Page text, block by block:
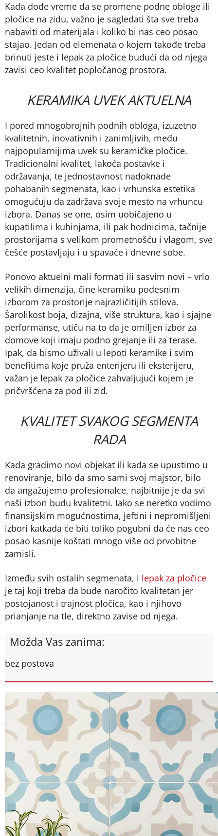
Kada dođe vreme da se promene podne obloge ili
pločice na zidu, važno je sagledati šta sve treba
nabaviti od materijala i koliko bi nas ceo posao
stajao. Jedan od elemenata o kojem takođe treba
brinuti jeste i lepak za pločice budući da od njega
zavisi ceo kvalitet popločanog prostora.
KERAMIKA UVEK AKTUELNA
I pored mnogobrojnih podnih obloga, izuzetno
kvalitetnih, inovativnih i zanimljivih, među
najpopularnijima uvek su keramičke pločice.
Tradicionalni kvalitet, lakoća postavke i
održavanja, te jednostavnost nadoknade
pohabanih segmenata, kao i vrhunska estetika
omogućuju da zadržava svoje mesto na vrhuncu
izbora. Danas se one, osim uobičajeno u
kupatilima i kuhinjama, ili pak hodnicima, tačnije
prostorijama s velikom prometnošću i vlagom, sve
češće postavljaju i u spavaće i dnevne sobe.
Ponovo aktuelni mali formati ili sasvim novi – vrlo
velikih dimenzija, čine keramiku podesnim
izborom za prostorije najrazličitijih stilova.
Šarolikost boja, dizajna, više struktura, kao i sjajne
performanse, utiču na to da je omiljen izbor za
domove koji imaju podno grejanje ili za terase.
Ipak, da bismo uživali u lepoti keramike i svim
benefitima koje pruža enterijeru ili eksterijeru,
važan je lepak za pločice zahvaljujući kojem je
pričvršćena za pod ili zid.
KVALITET SVAKOG SEGMENTA
RADA
Kada gradimo novi objekat ili kada se upustimo u
renoviranje, bilo da smo sami svoj majstor, bilo
da angažujemo profesionalce, najbitnije je da svi
naši izbori budu kvalitetni. Iako se neretko vodimo
finansijskim mogućnostima, jeftini i nepromišljeni
izbori katkada će biti toliko pogubni da će nas ceo
posao kasnije koštati mnogo više od prvobitne
zamisli.
Između svih ostalih segmenata, i lepak za pločice
je taj koji treba da bude naročito kvalitetan jer
postojanost i trajnost pločica, kao i njihovo
prianjanje na tle, direktno zavise od njega.
Možda Vas zanima:
bez postova